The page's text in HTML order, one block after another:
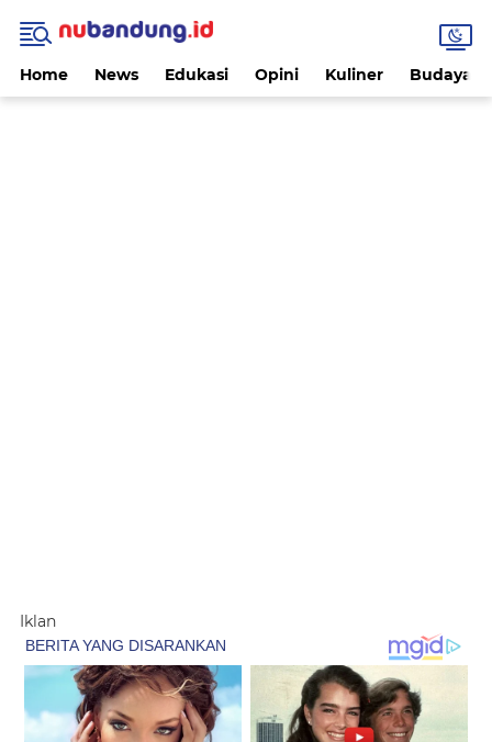
Home News Edukasi Opini Kuliner Budaya
Iklan